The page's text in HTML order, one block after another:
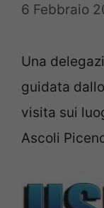
6 Febbraio
Una
guidata
visita sui
Ascoli